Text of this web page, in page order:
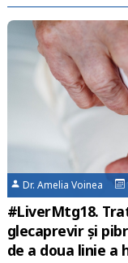
Dr. Amelia Voinea
#LiverMtg18.
glecaprevir și
de a doua linie a